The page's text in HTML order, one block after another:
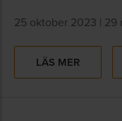
25 oktober 2023 | 29
LÄS MER